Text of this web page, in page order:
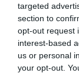
targeted
section to
opt-out request
interest-based
us or personal
your opt-out.